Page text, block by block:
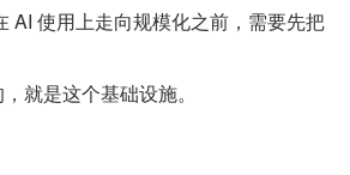
AI 使用上走向规模化之前，需要先把
就是这个基础设施。